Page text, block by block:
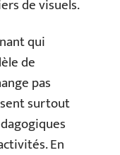
de visuels.
qui
de
pas
surtout
En